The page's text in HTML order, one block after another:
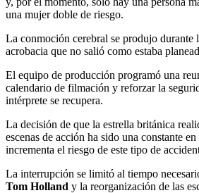
una mujer doble de riesgo.
La conmoción cerebral se produjo durante
acrobacia que no salió como estaba
El equipo de producción programó una
calendario de filmación y reforzar la
intérprete se recupera.
La decisión de que la estrella británica
escenas de acción ha sido una constante
incrementa el riesgo de este tipo de
La interrupción se limitó al tiempo
Tom Holland y la reorganización de las